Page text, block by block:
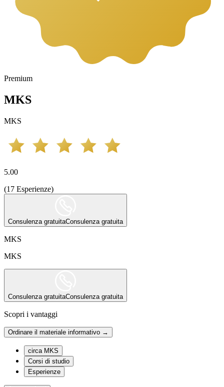
Premium
MKS
MKS
5.00
(17 Esperienze)
Consulenza gratuitaConsulenza gratuita
MKS
MKS
Consulenza gratuitaConsulenza gratuita
Scopri i vantaggi
Ordinare il materiale informativo →
circa MKS
Corsi di studio
Esperienze